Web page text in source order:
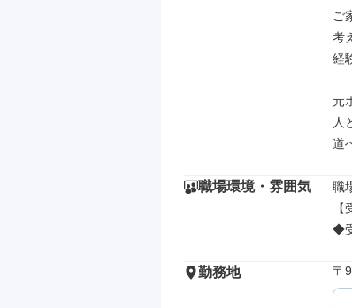
ご
考
経
元
人
道
職場環境・雰囲気
職
◆
勤務地 〒